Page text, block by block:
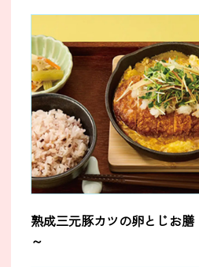
熟成三元豚カツの卵とじお膳
～